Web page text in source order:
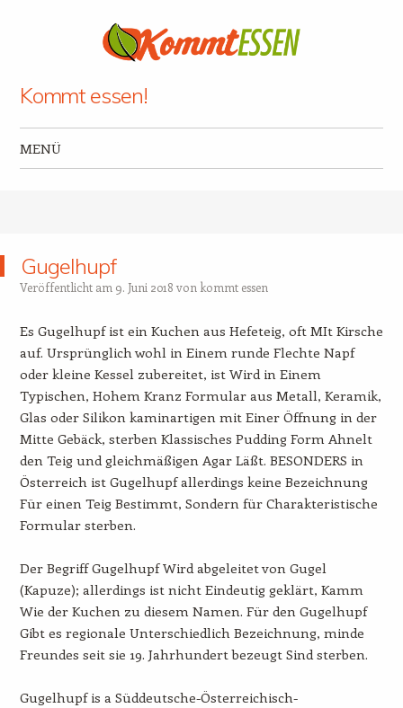
Kommt essen!
MENÜ
Gugelhupf
Veröffentlicht am 9. Juni 2018 von kommt essen
Es Gugelhupf ist ein Kuchen aus Hefeteig, oft MIt Kirsche
auf. Ursprünglich wohl in Einem runde Flechte Napf
oder kleine Kessel zubereitet, ist Wird in Einem
Typischen, Hohem Kranz Formular aus Metall, Keramik,
Glas oder Silikon kaminartigen mit Einer Öffnung in der
Mitte Gebäck, sterben Klassisches Pudding Form Ahnelt
den Teig und gleichmäßigen Agar Läßt. BESONDERS in
Österreich ist Gugelhupf allerdings keine Bezeichnung
Für einen Teig Bestimmt, Sondern für Charakteristische
Formular sterben.
Der Begriff Gugelhupf Wird abgeleitet von Gugel
(Kapuze); allerdings ist nicht Eindeutig geklärt, Kamm
Wie der Kuchen zu diesem Namen. Für den Gugelhupf
Gibt es regionale Unterschiedlich Bezeichnung, minde
Freundes seit sie 19. Jahrhundert bezeugt Sind sterben.
Gugelhupf is a Süddeutsche-Österreichisch-